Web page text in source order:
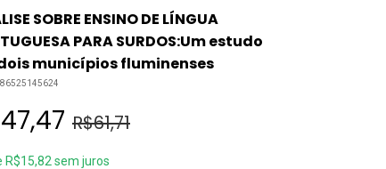
SOBRE ENSINO DE LÍNGUA
PARA SURDOS:Um estudo
municípios fluminenses
R$61,71
R$15,82 sem juros